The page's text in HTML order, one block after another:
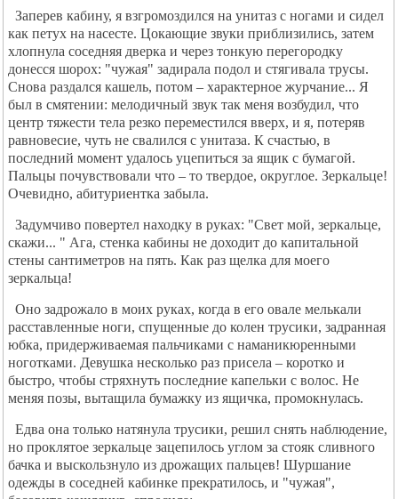
Заперев кабину, я взгромоздился на унитаз с ногами и сидел
как петух на насесте. Цокающие звуки приблизились, затем
хлопнула соседняя дверка и через тонкую перегородку
донесся шорох: "чужая" задирала подол и стягивала трусы.
Снова раздался кашель, потом – характерное журчание... Я
был в смятении: мелодичный звук так меня возбудил, что
центр тяжести тела резко переместился вверх, и я, потеряв
равновесие, чуть не свалился с унитаза. К счастью, в
последний момент удалось уцепиться за ящик с бумагой.
Пальцы почувствовали что – то твердое, округлое. Зеркальце!
Очевидно, абитуриентка забыла.
Задумчиво повертел находку в руках: "Свет мой, зеркальце,
скажи... " Ага, стенка кабины не доходит до капитальной
стены сантиметров на пять. Как раз щелка для моего
зеркальца!
Оно задрожало в моих руках, когда в его овале мелькали
расставленные ноги, спущенные до колен трусики, задранная
юбка, придерживаемая пальчиками с наманикюренными
ноготками. Девушка несколько раз присела – коротко и
быстро, чтобы стряхнуть последние капельки с волос. Не
меняя позы, вытащила бумажку из ящичка, промокнулась.
Едва она только натянула трусики, решил снять наблюдение,
но проклятое зеркальце зацепилось углом за стояк сливного
бачка и выскользнуло из дрожащих пальцев! Шуршание
одежды в соседней кабинке прекратилось, и "чужая",